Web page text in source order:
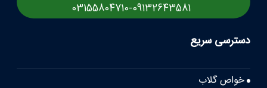
03155804710-09132643581
دسترسی سریع
خواص گلاب